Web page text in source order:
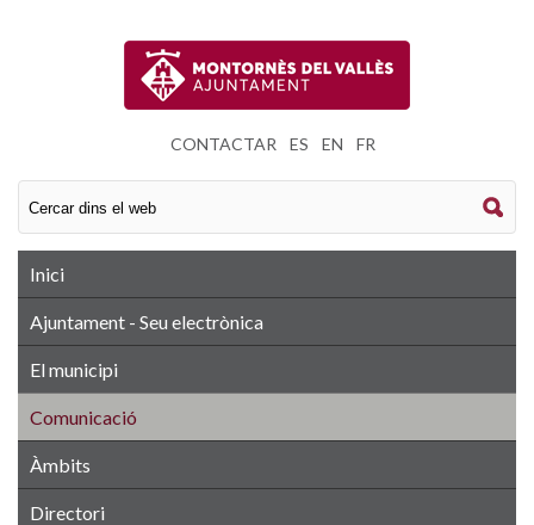
CONTACTAR ES EN FR
Inici
Ajuntament - Seu electrònica
El municipi
Comunicació
Àmbits
Directori